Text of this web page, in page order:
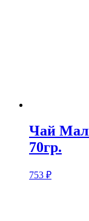
Чай
70гр.
753 ₽